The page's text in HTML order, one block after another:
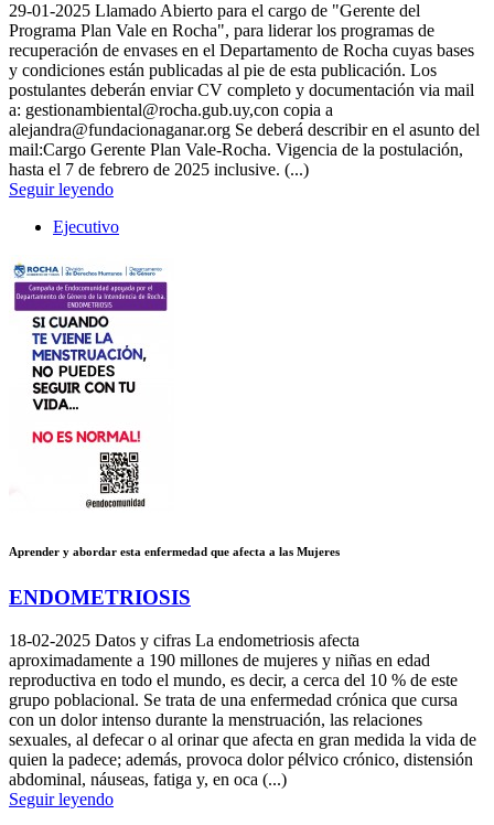
29-01-2025 Llamado Abierto para el cargo de "Gerente del
Programa Plan Vale en Rocha", para liderar los programas de
recuperación de envases en el Departamento de Rocha cuyas bases
y condiciones están publicadas al pie de esta publicación. Los
postulantes deberán enviar CV completo y documentación via mail
a: gestionambiental@rocha.gub.uy,con copia a
alejandra@fundacionaganar.org Se deberá describir en el asunto del
mail:Cargo Gerente Plan Vale-Rocha. Vigencia de la postulación,
hasta el 7 de febrero de 2025 inclusive. (...)
Seguir leyendo
Ejecutivo
Aprender y abordar esta enfermedad que afecta a las Mujeres
ENDOMETRIOSIS
18-02-2025 Datos y cifras La endometriosis afecta
aproximadamente a 190 millones de mujeres y niñas en edad
reproductiva en todo el mundo, es decir, a cerca del 10 % de este
grupo poblacional. Se trata de una enfermedad crónica que cursa
con un dolor intenso durante la menstruación, las relaciones
sexuales, al defecar o al orinar que afecta en gran medida la vida de
quien la padece; además, provoca dolor pélvico crónico, distensión
abdominal, náuseas, fatiga y, en oca (...)
Seguir leyendo